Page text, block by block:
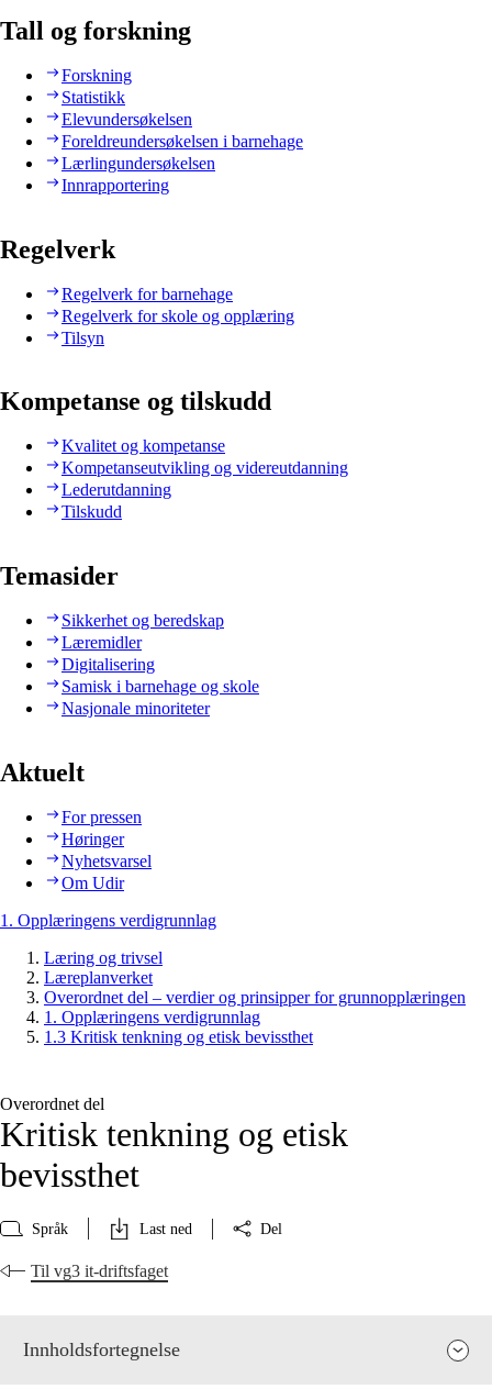
Tall og forskning
Forskning
Statistikk
Elevundersøkelsen
Foreldreundersøkelsen i barnehage
Lærlingundersøkelsen
Innrapportering
Regelverk
Regelverk for barnehage
Regelverk for skole og opplæring
Tilsyn
Kompetanse og tilskudd
Kvalitet og kompetanse
Kompetanseutvikling og videreutdanning
Lederutdanning
Tilskudd
Temasider
Sikkerhet og beredskap
Læremidler
Digitalisering
Samisk i barnehage og skole
Nasjonale minoriteter
Aktuelt
For pressen
Høringer
Nyhetsvarsel
Om Udir
1. Opplæringens verdigrunnlag
Læring og trivsel
Læreplanverket
Overordnet del – verdier og prinsipper for grunnopplæringen
1. Opplæringens verdigrunnlag
1.3 Kritisk tenkning og etisk bevissthet
Overordnet del
Kritisk tenkning og etisk
bevissthet
Språk Last ned Del
Til vg3 it-driftsfaget
Innholdsfortegnelse